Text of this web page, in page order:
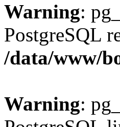
Warning:
PostgreSQL
/data/www/
Warning: